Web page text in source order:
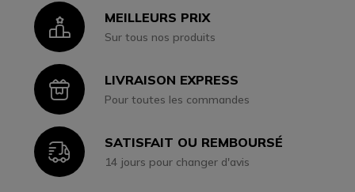
IconMEILLEURS PRIX
Sur tous nos produits
IconLIVRAISON EXPRESS
Pour toutes les commandes
IconSATISFAIT OU REMBOURSÉ
14 jours pour changer d'avis